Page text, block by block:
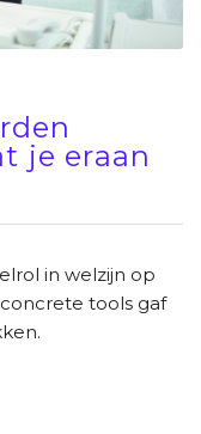
je eraan
in welzijn op
tools gaf